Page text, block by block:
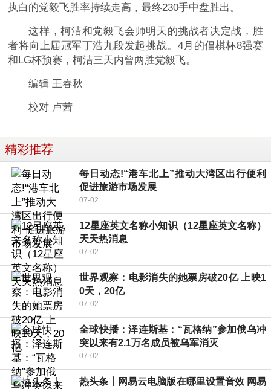
执白的党毅飞胜率持续走高，最终230手中盘胜出。
这样，柯洁和党毅飞会师明天的挑战者决定战，胜
者将向上届冠军丁浩九段发起挑战。4月的倡棋杯8强赛
和LG杯预赛，柯洁三天内曾两胜党毅飞。
编辑 王春秋
校对 卢茜
精彩推荐
每日动态!“港车北上”推动大湾区出行便利
促进旅游市场发展
07-02
12星座英文名称小知识（12星座英文名称）
天天热消息
07-02
世界观察：电影消失的她票房破20亿 上映1
0天，20亿
07-02
全球快播：泽连斯基：“瓦格纳”参加俄乌冲
突以来有2.1万名成员被乌军消灭
07-02
热头条丨网易云电脑版在哪里设置音效 网易